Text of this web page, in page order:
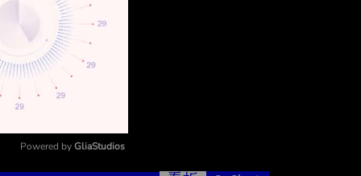
Powered by GliaStudios